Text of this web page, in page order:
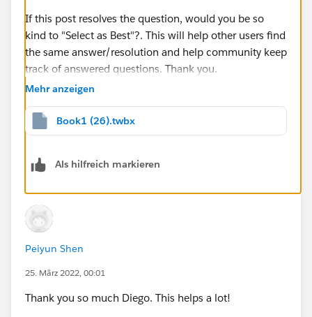
If this post resolves the question, would you be so
kind to "Select as Best"?. This will help other users find
the same answer/resolution and help community keep
track of answered questions. Thank you.
Diego Martinez
Mehr anzeigen
Book1 (26).twbx
Als hilfreich markieren
Peiyun Shen
25. März 2022, 00:01
Thank you so much Diego. This helps a lot!